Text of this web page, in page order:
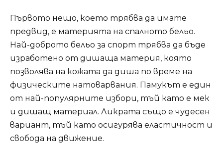
Първото нещо, което трябва да имате
предвид, е материята на спалното бельо.
Най-доброто бельо за спорт трябва да бъде
изработено от дишаща материя, която
позволява на кожата да диша по време на
физическите натоварвания. Памукът е един
от най-популярните избори, тъй като е мек
и дишащ материал. Ликрата също е чудесен
вариант, тъй като осигурява еластичност и
свобода на движение.